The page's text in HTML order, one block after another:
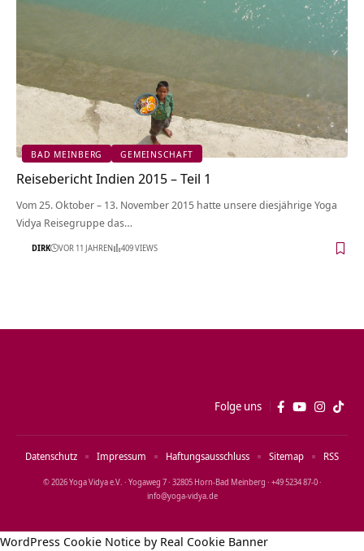
BAD MEINBERG GEMEINSCHAFT
Reisebericht Indien 2015 – Teil 1
Vom 25. Oktober – 13. November 2015 hatte unsere diesjährige Yoga
Vidya Reisegruppe das…
DIRK VOR 11 JAHREN 409 VIEWS
Folge uns
© 2026 Yoga Vidya e.V. · Yogaweg 7 · 32805 Horn‑Bad Meinberg · +49 5234 87‑0 ·
info@yoga‑vidya.de
Datenschutz Impressum Haftungsausschluss Sitemap RSS
WordPress Cookie Notice by Real Cookie Banner